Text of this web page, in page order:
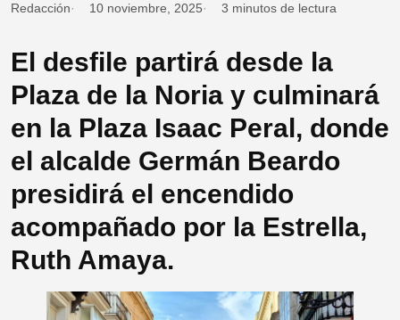
Redacción 10 noviembre, 2025 3 minutos de lectura
El desfile partirá desde la
Plaza de la Noria y culminará
en la Plaza Isaac Peral, donde
el alcalde Germán Beardo
presidirá el encendido
acompañado por la Estrella,
Ruth Amaya.